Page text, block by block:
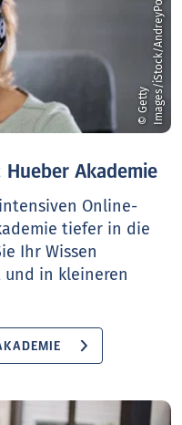
©
G
e
t
t
y
I
m
a
g
e
s
/
i
S
t
o
c
k
/
A
n
d
r
e
y
P
o
p
ov
Akademie
Online-
tiefer in die
Ihr Wissen
und in kleineren